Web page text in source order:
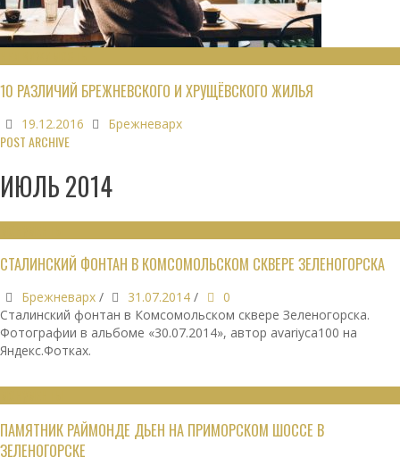
10 РАЗЛИЧИЙ БРЕЖНЕВСКОГО И ХРУЩЁВСКОГО ЖИЛЬЯ
19.12.2016 Брежневарх
POST ARCHIVE
ИЮЛЬ 2014
СТАЛИНСКИЙ ФОНТАН В КОМСОМОЛЬСКОМ СКВЕРЕ ЗЕЛЕНОГОРСКА
Брежневарх / 31.07.2014 /
0
Сталинский фонтан в Комсомольском сквере Зеленогорска.
Фотографии в альбоме «30.07.2014», автор avariyca100 на
Яндекс.Фотках.
ПАМЯТНИК РАЙМОНДЕ ДЬЕН НА ПРИМОРСКОМ ШОССЕ В
ЗЕЛЕНОГОРСКЕ